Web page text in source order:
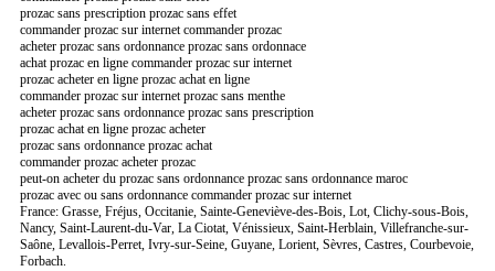
prozac sans prescription prozac sans effet
commander prozac sur internet commander prozac
acheter prozac sans ordonnance prozac sans ordonnace
achat prozac en ligne commander prozac sur internet
prozac acheter en ligne prozac achat en ligne
commander prozac sur internet prozac sans menthe
acheter prozac sans ordonnance prozac sans prescription
prozac achat en ligne prozac acheter
prozac sans ordonnance prozac achat
commander prozac acheter prozac
peut-on acheter du prozac sans ordonnance prozac sans ordonnance maroc
prozac avec ou sans ordonnance commander prozac sur internet
France: Grasse, Fréjus, Occitanie, Sainte-Geneviève-des-Bois, Lot, Clichy-sous-Bois,
Nancy, Saint-Laurent-du-Var, La Ciotat, Vénissieux, Saint-Herblain, Villefranche-sur-
Saône, Levallois-Perret, Ivry-sur-Seine, Guyane, Lorient, Sèvres, Castres, Courbevoie,
Forbach.